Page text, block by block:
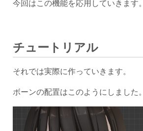
今回はこの機能を応用していきます。
チュートリアル
それでは実際に作っていきます。
ボーンの配置はこのようにしました。